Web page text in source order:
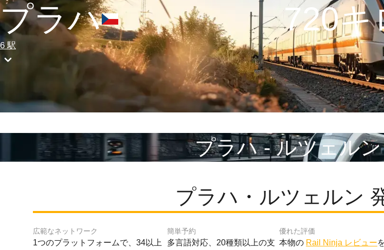
プラハ
6 駅
720キ
プラハ - ルツェル
プラハ・ルツェルン
広範なネットワーク
1つのプラットフォームで、34以上
簡単予約
多言語対応、20種類以上の支
優れた評価
本物の Rail Ninja レビュー